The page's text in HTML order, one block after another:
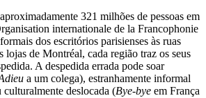
321 milhões de pessoas em
internationale de la Francophonie
dos escritórios parisienses às ruas
lojas de Montréal, cada região traz os seus
A despedida errada pode soar
a um colega), estranhamente informal
deslocada (Bye-bye em França